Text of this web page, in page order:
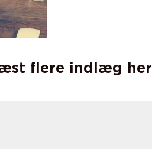
flere indlæg her